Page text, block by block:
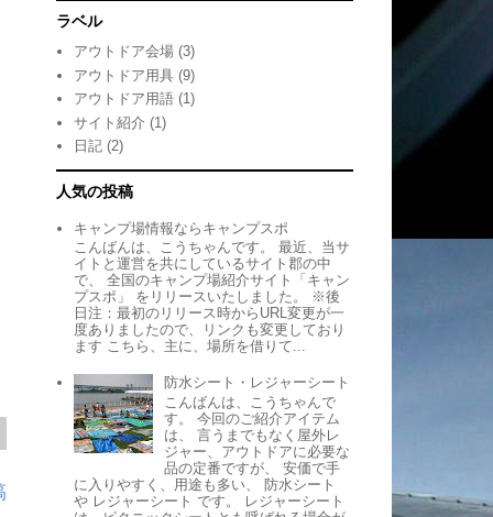
ラベル
アウトドア会場 (3)
アウトドア用具 (9)
アウトドア用語 (1)
サイト紹介 (1)
日記 (2)
人気の投稿
キャンプ場情報ならキャンプスポ
こんばんは、こうちゃんです。 最近、当サ
イトと運営を共にしているサイト郡の中
で、 全国のキャンプ場紹介サイト「キャン
プスポ」 をリリースいたしました。 ※後
日注：最初のリリース時からURL変更が一
度ありましたので、リンクも変更しており
ます こちら、主に、場所を借りて...
防水シート・レジャーシート
こんばんは、こうちゃんで
す。 今回のご紹介アイテム
は、 言うまでもなく屋外レ
ジャー、アウトドアに必要な
品の定番ですが、 安価で手
に入りやすく、用途も多い、 防水シート
や レジャーシート です。 レジャーシート